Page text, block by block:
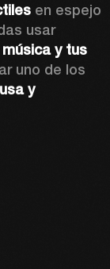
en espejo
usar
y tus
uno de los
y